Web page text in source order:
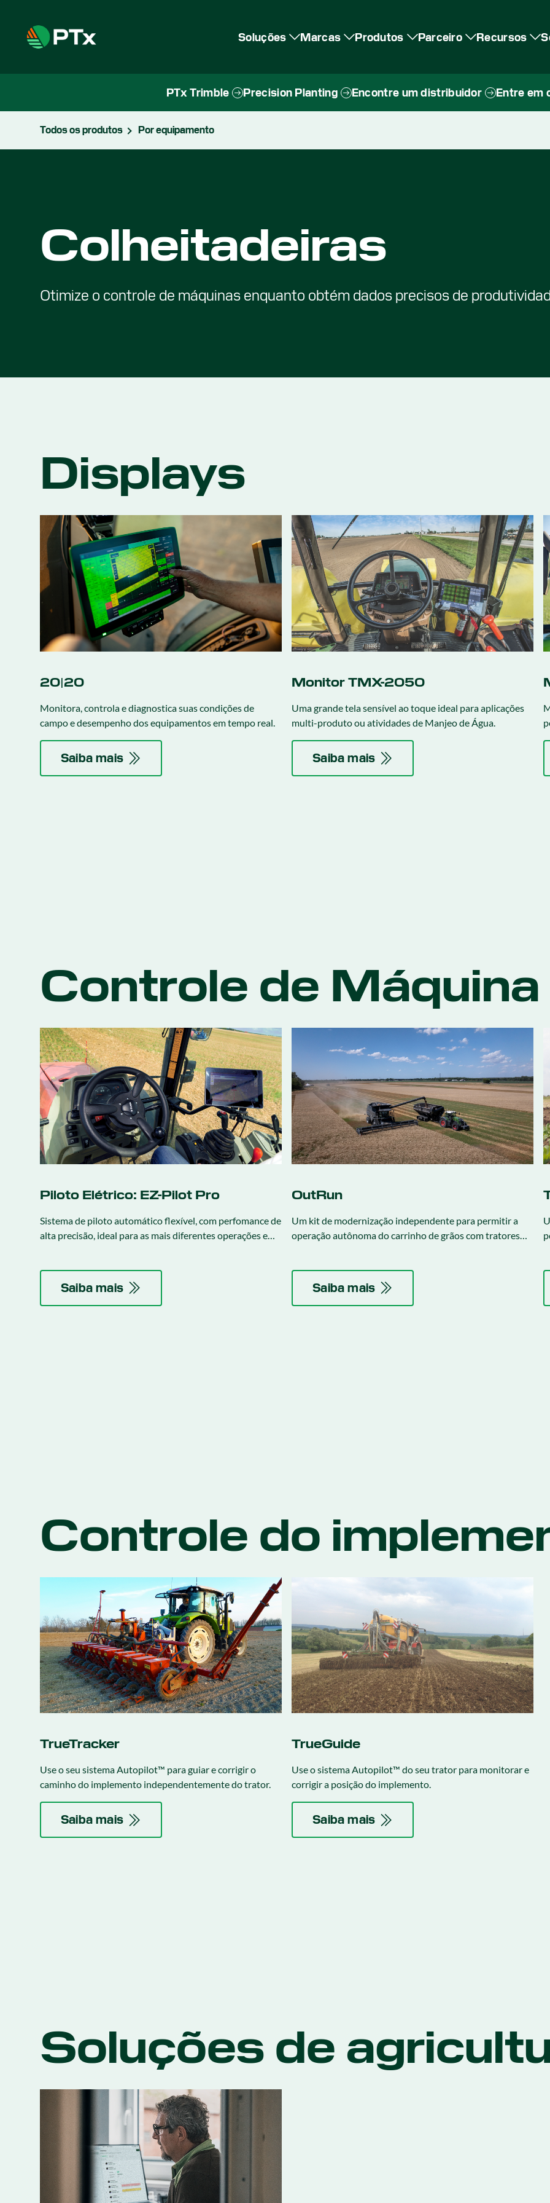
Soluções Marcas Produtos Parceiro Recursos
PTx Trimble Precision Planting Encontre um distribuidor Entre em
Todos os produtos Por equipamento
Colheitadeiras
Otimize o controle de máquinas enquanto obtém dados precisos de
Displays
20|20
Monitora, controla e diagnostica suas condições de
campo e desempenho dos equipamentos em tempo real.
Saiba mais
Monitor TMX-2050
Uma grande tela sensível ao toque ideal para aplicações
multi-produto ou atividades de Manjeo de Água.
Saiba mais
Controle de Máquina
Piloto Elétrico: EZ-Pilot Pro
Sistema de piloto automático flexível, com perfomance de
alta precisão, ideal para as mais diferentes operações em
Saiba mais
OutRun
Um kit de modernização independente para permitir a
operação autônoma do carrinho de grãos com tratores
Saiba mais
Controle do
TrueTracker
Use o seu sistema Autopilot™ para guiar e corrigir o
caminho do implemento independentemente do trator.
Saiba mais
TrueGuide
Use o sistema Autopilot™ do seu trator para monitorar e
corrigir a posição do implemento.
Saiba mais
Soluções de